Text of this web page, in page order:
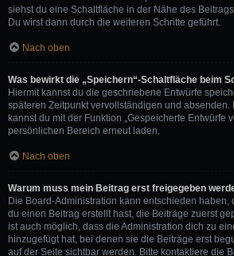
siehst du eine Schaltfläche in der Nähe des
Du wirst dann durch die weiteren Schritte geführt.
Nach oben
Was bewirkt die „Speichern“-Schaltfläche beim
Hiermit kannst du die geschriebene Entwürfe
späteren Zeitpunkt vervollständigen und absenden.
kannst du mit der Funktion „Gespeicherte Entwürfe
persönlichen Bereich erneut laden.
Nach oben
Warum muss mein Beitrag erst freigegeben
Die Board-Administration kann entschieden haben,
du einen Beitrag erstellt hast, die Beiträge zuerst
ist auch möglich, dass die Administration dich zu
hinzugefügt hat, bei denen sie die Beiträge erst
auf der Seite sichtbar werden. Bitte kontaktiere die